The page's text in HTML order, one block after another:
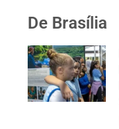
De Brasília